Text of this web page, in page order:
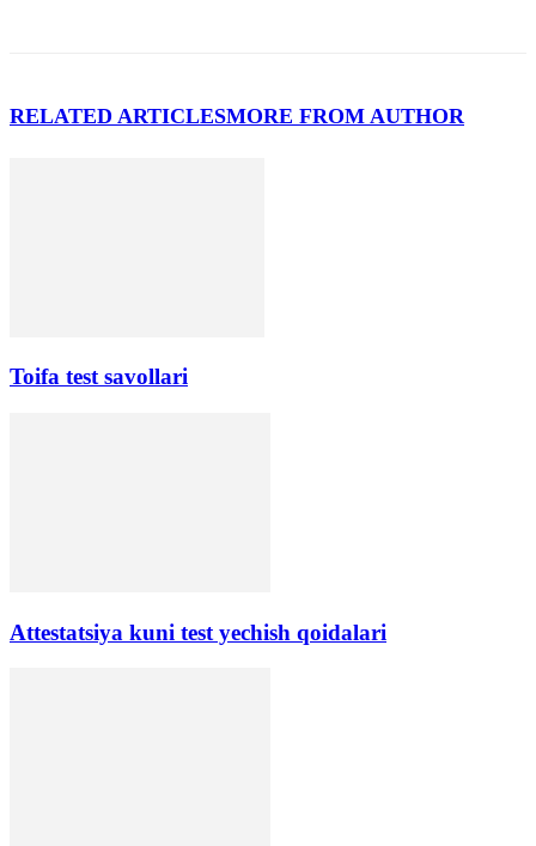
RELATED ARTICLESMORE FROM AUTHOR
Toifa test savollari
Аttestatsiya kuni test yechish qoidalari